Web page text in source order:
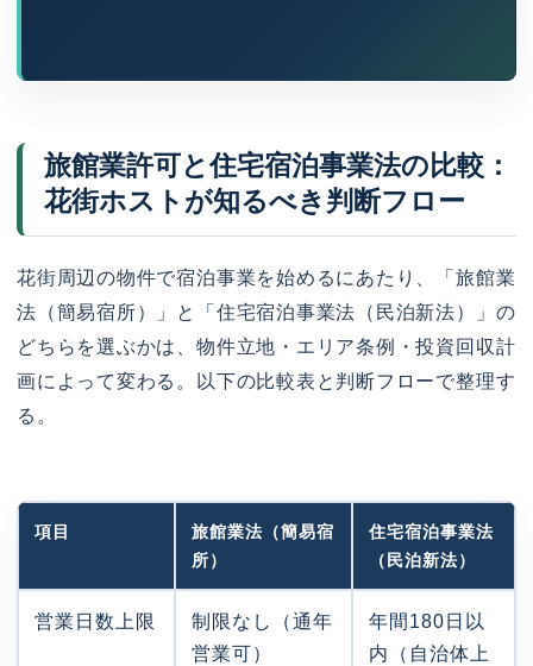
旅館業許可と住宅宿泊事業法の比較：
花街ホストが知るべき判断フロー
花街周辺の物件で宿泊事業を始めるにあたり、「旅館業
法（簡易宿所）」と「住宅宿泊事業法（民泊新法）」の
どちらを選ぶかは、物件立地・エリア条例・投資回収計
画によって変わる。以下の比較表と判断フローで整理す
る。
項目
旅館業法（簡易宿
所）
住宅宿泊事業法
（民泊新法）
営業日数上限
制限なし（通年
営業可）
年間180日以
内（自治体上